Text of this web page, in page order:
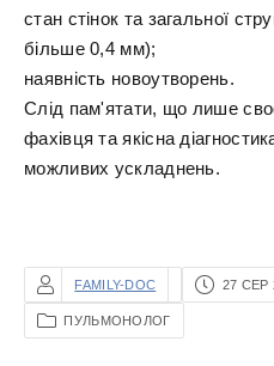
стан стінок та загальної
більше 0,4 мм);
наявність новоутворень.
Слід пам'ятати, що лише
фахівця та якісна
можливих ускладнень.
FAMILY-DOC 27 СЕР
ПУЛЬМОНОЛОГ